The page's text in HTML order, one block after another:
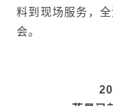
料到现场服务，
会。